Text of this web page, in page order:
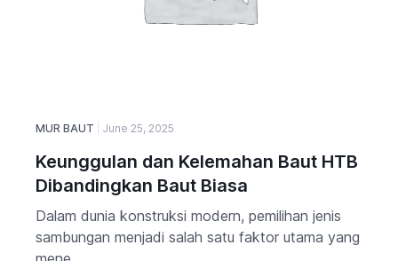
MUR BAUT June 25, 2025
Keunggulan dan Kelemahan Baut HTB
Dibandingkan Baut Biasa
Dalam dunia konstruksi modern, pemilihan jenis
sambungan menjadi salah satu faktor utama yang